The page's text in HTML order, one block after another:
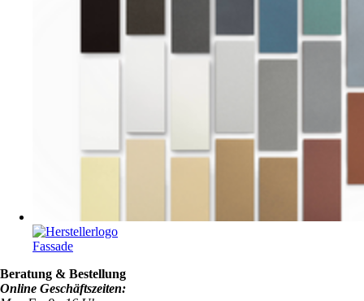
Fassade
Beratung & Bestellung
Online Geschäftszeiten: